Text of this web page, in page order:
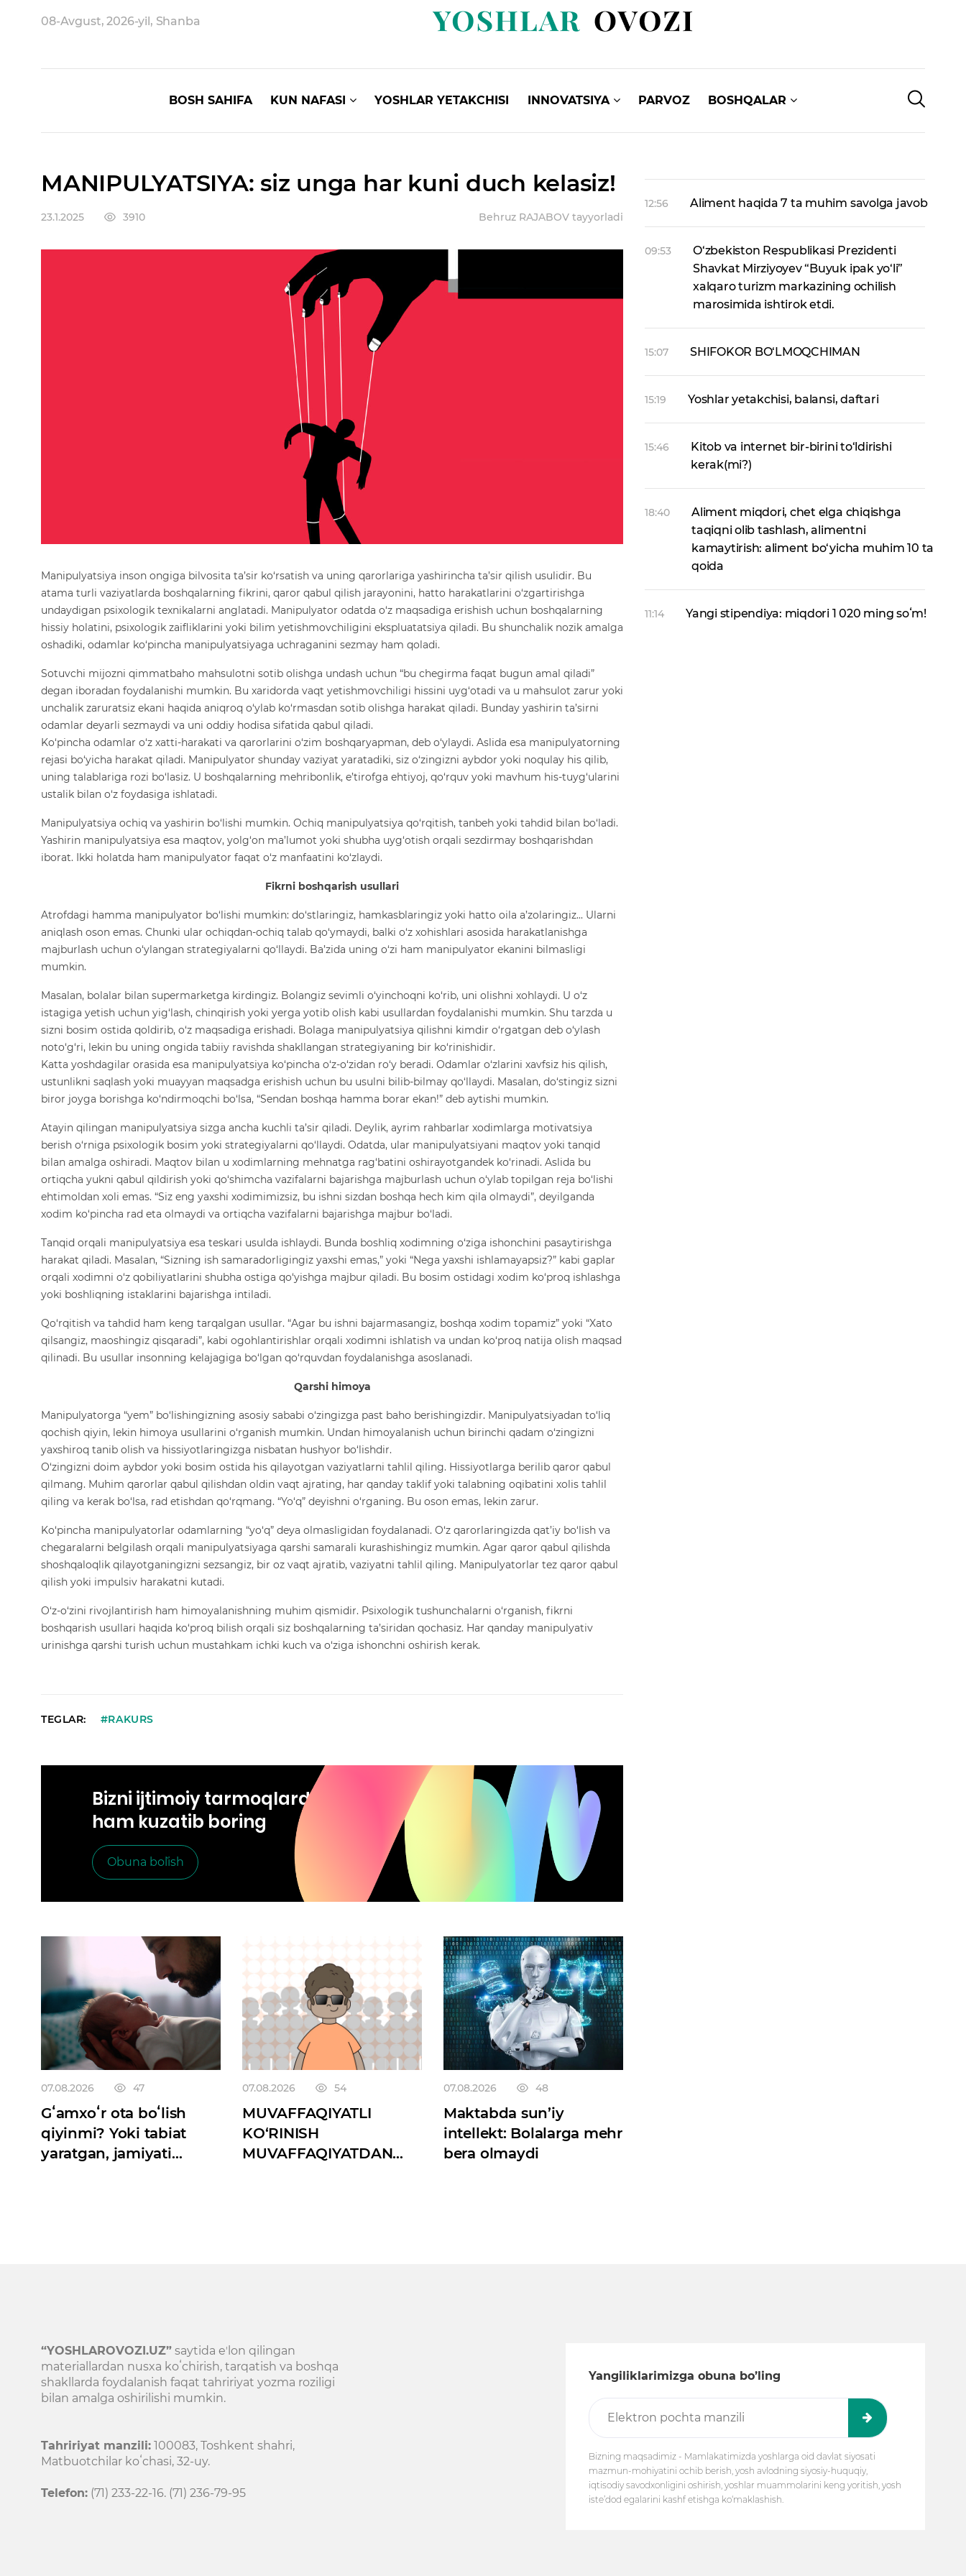
08-Avgust, 2026-yil, Shanba
BOSH SAHIFA KUN NAFASI YOSHLAR YETAKCHISI INNOVATSIYA PARVOZ BOSHQALAR
MANIPULYATSIYA: siz unga har kuni duch kelasiz!
23.1.2025 3910 Behruz RAJABOV tayyorladi
Manipulyatsiya inson ongiga bilvosita ta’sir ko‘rsatish va uning qarorlariga yashirincha ta’sir qilish usulidir. Bu
atama turli vaziyatlarda boshqalarning fikrini, qaror qabul qilish jarayonini, hatto harakatlarini o‘zgartirishga
undaydigan psixologik texnikalarni anglatadi. Manipulyator odatda o‘z maqsadiga erishish uchun boshqalarning
hissiy holatini, psixologik zaifliklarini yoki bilim yetishmovchiligini ekspluatatsiya qiladi. Bu shunchalik nozik amalga
oshadiki, odamlar ko‘pincha manipulyatsiyaga uchraganini sezmay ham qoladi.
Sotuvchi mijozni qimmatbaho mahsulotni sotib olishga undash uchun “bu chegirma faqat bugun amal qiladi”
degan iboradan foydalanishi mumkin. Bu xaridorda vaqt yetishmovchiligi hissini uyg‘otadi va u mahsulot zarur yoki
unchalik zaruratsiz ekani haqida aniqroq o‘ylab ko‘rmasdan sotib olishga harakat qiladi. Bunday yashirin ta’sirni
odamlar deyarli sezmaydi va uni oddiy hodisa sifatida qabul qiladi.
Ko‘pincha odamlar o‘z xatti-harakati va qarorlarini o‘zim boshqaryapman, deb o‘ylaydi. Aslida esa manipulyatorning
rejasi bo‘yicha harakat qiladi. Manipulyator shunday vaziyat yaratadiki, siz o‘zingizni aybdor yoki noqulay his qilib,
uning talablariga rozi bo‘lasiz. U boshqalarning mehribonlik, e’tirofga ehtiyoj, qo‘rquv yoki mavhum his-tuyg‘ularini
ustalik bilan o‘z foydasiga ishlatadi.
Manipulyatsiya ochiq va yashirin bo‘lishi mumkin. Ochiq manipulyatsiya qo‘rqitish, tanbeh yoki tahdid bilan bo‘ladi.
Yashirin manipulyatsiya esa maqtov, yolg‘on ma’lumot yoki shubha uyg‘otish orqali sezdirmay boshqarishdan
iborat. Ikki holatda ham manipulyator faqat o‘z manfaatini ko‘zlaydi.
Fikrni boshqarish usullari
Atrofdagi hamma manipulyator bo‘lishi mumkin: do‘stlaringiz, hamkasblaringiz yoki hatto oila a’zolaringiz... Ularni
aniqlash oson emas. Chunki ular ochiqdan-ochiq talab qo‘ymaydi, balki o‘z xohishlari asosida harakatlanishga
majburlash uchun o‘ylangan strategiyalarni qo‘llaydi. Ba’zida uning o‘zi ham manipulyator ekanini bilmasligi
mumkin.
Masalan, bolalar bilan supermarketga kirdingiz. Bolangiz sevimli o‘yinchoqni ko‘rib, uni olishni xohlaydi. U o‘z
istagiga yetish uchun yig‘lash, chinqirish yoki yerga yotib olish kabi usullardan foydalanishi mumkin. Shu tarzda u
sizni bosim ostida qoldirib, o‘z maqsadiga erishadi. Bolaga manipulyatsiya qilishni kimdir o‘rgatgan deb o‘ylash
noto‘g‘ri, lekin bu uning ongida tabiiy ravishda shakllangan strategiyaning bir ko‘rinishidir.
Katta yoshdagilar orasida esa manipulyatsiya ko‘pincha o‘z-o‘zidan ro‘y beradi. Odamlar o‘zlarini xavfsiz his qilish,
ustunlikni saqlash yoki muayyan maqsadga erishish uchun bu usulni bilib-bilmay qo‘llaydi. Masalan, do‘stingiz sizni
biror joyga borishga ko‘ndirmoqchi bo‘lsa, “Sendan boshqa hamma borar ekan!” deb aytishi mumkin.
Atayin qilingan manipulyatsiya sizga ancha kuchli ta’sir qiladi. Deylik, ayrim rahbarlar xodimlarga motivatsiya
berish o‘rniga psixologik bosim yoki strategiyalarni qo‘llaydi. Odatda, ular manipulyatsiyani maqtov yoki tanqid
bilan amalga oshiradi. Maqtov bilan u xodimlarning mehnatga rag‘batini oshirayotgandek ko‘rinadi. Aslida bu
ortiqcha yukni qabul qildirish yoki qo‘shimcha vazifalarni bajarishga majburlash uchun o‘ylab topilgan reja bo‘lishi
ehtimoldan xoli emas. “Siz eng yaxshi xodimimizsiz, bu ishni sizdan boshqa hech kim qila olmaydi”, deyilganda
xodim ko‘pincha rad eta olmaydi va ortiqcha vazifalarni bajarishga majbur bo‘ladi.
Tanqid orqali manipulyatsiya esa teskari usulda ishlaydi. Bunda boshliq xodimning o‘ziga ishonchini pasaytirishga
harakat qiladi. Masalan, “Sizning ish samaradorligingiz yaxshi emas,” yoki “Nega yaxshi ishlamayapsiz?” kabi gaplar
orqali xodimni o‘z qobiliyatlarini shubha ostiga qo‘yishga majbur qiladi. Bu bosim ostidagi xodim ko‘proq ishlashga
yoki boshliqning istaklarini bajarishga intiladi.
Qo‘rqitish va tahdid ham keng tarqalgan usullar. “Agar bu ishni bajarmasangiz, boshqa xodim topamiz” yoki “Xato
qilsangiz, maoshingiz qisqaradi”, kabi ogohlantirishlar orqali xodimni ishlatish va undan ko‘proq natija olish maqsad
qilinadi. Bu usullar insonning kelajagiga bo‘lgan qo‘rquvdan foydalanishga asoslanadi.
Qarshi himoya
Manipulyatorga “yem” bo‘lishingizning asosiy sababi o‘zingizga past baho berishingizdir. Manipulyatsiyadan to‘liq
qochish qiyin, lekin himoya usullarini o‘rganish mumkin. Undan himoyalanish uchun birinchi qadam o‘zingizni
yaxshiroq tanib olish va hissiyotlaringizga nisbatan hushyor bo‘lishdir.
O‘zingizni doim aybdor yoki bosim ostida his qilayotgan vaziyatlarni tahlil qiling. Hissiyotlarga berilib qaror qabul
qilmang. Muhim qarorlar qabul qilishdan oldin vaqt ajrating, har qanday taklif yoki talabning oqibatini xolis tahlil
qiling va kerak bo‘lsa, rad etishdan qo‘rqmang. “Yo‘q” deyishni o‘rganing. Bu oson emas, lekin zarur.
Ko‘pincha manipulyatorlar odamlarning “yo‘q” deya olmasligidan foydalanadi. O‘z qarorlaringizda qat’iy bo‘lish va
chegaralarni belgilash orqali manipulyatsiyaga qarshi samarali kurashishingiz mumkin. Agar qaror qabul qilishda
shoshqaloqlik qilayotganingizni sezsangiz, bir oz vaqt ajratib, vaziyatni tahlil qiling. Manipulyatorlar tez qaror qabul
qilish yoki impulsiv harakatni kutadi.
O‘z-o‘zini rivojlantirish ham himoyalanishning muhim qismidir. Psixologik tushunchalarni o‘rganish, fikrni
boshqarish usullari haqida ko‘proq bilish orqali siz boshqalarning ta’siridan qochasiz. Har qanday manipulyativ
urinishga qarshi turish uchun mustahkam ichki kuch va o‘ziga ishonchni oshirish kerak.
TEGLAR: #RAKURS
Bizni ijtimoiy tarmoqlarda
ham kuzatib boring
Obuna bo`lish
07.08.2026 47
Gʻamxoʻr ota boʻlish
qiyinmi? Yoki tabiat
yaratgan, jamiyati
07.08.2026 54
MUVAFFAQIYATLI
KO‘RINISH
MUVAFFAQIYATDAN
07.08.2026 48
Maktabda sun’iy
intellekt: Bolalarga mehr
bera olmaydi
12:56 Aliment haqida 7 ta muhim savolga javob
09:53
O‘zbekiston Respublikasi Prezidenti
Shavkat Mirziyoyev “Buyuk ipak yo‘li”
xalqaro turizm markazining ochilish
marosimida ishtirok etdi.
15:07 SHIFOKOR BO‘LMOQCHIMAN
15:19 Yoshlar yetakchisi, balansi, daftari
15:46
Kitob va internet bir-birini to‘ldirishi
kerak(mi?)
18:40
Aliment miqdori, chet elga chiqishga
taqiqni olib tashlash, alimentni
kamaytirish: aliment bo‘yicha muhim 10 ta
qoida
11:14 Yangi stipendiya: miqdori 1 020 ming soʻm!
“YOSHLAROVOZI.UZ” saytida eʼlon qilingan
materiallardan nusxa koʻchirish, tarqatish va boshqa
shakllarda foydalanish faqat tahririyat yozma roziligi
bilan amalga oshirilishi mumkin.
Tahririyat manzili: 100083, Toshkent shahri,
Matbuotchilar koʻchasi, 32-uy.
Telefon: (71) 233-22-16. (71) 236-79-95
Yangiliklarimizga obuna bo’ling
Bizning maqsadimiz - Mamlakatimizda yoshlarga oid davlat siyosati
mazmun-mohiyatini ochib berish, yosh avlodning siyosiy-huquqiy,
iqtisodiy savodxonligini oshirish, yoshlar muammolarini keng yoritish, yosh
iste’dod egalarini kashf etishga ko‘maklashish.